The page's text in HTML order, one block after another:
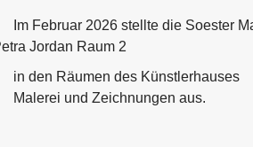
Im Februar 2026 stellte die Soester
in den Räumen des Künstlerhauses
Malerei und Zeichnungen aus.